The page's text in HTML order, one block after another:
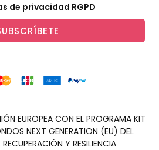
de privacidad RGPD
EUROPEA CON EL PROGRAMA KIT
NEXT GENERATION (EU) DEL
Y RESILIENCIA